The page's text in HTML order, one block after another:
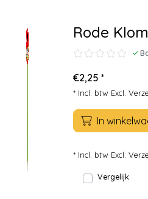
Rode
€2,25 *
* Incl. btw Excl.
In
* Incl. btw Excl.
Vergelijk